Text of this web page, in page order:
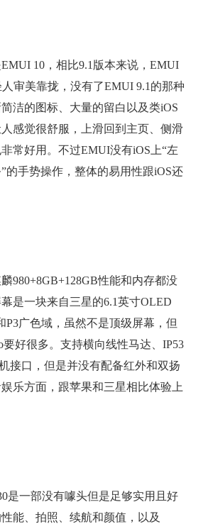
10，相比9.1版本来说，EMUI
审美靠拢，没有了EMUI 9.1的那种
洁的图标、大量的留白以及类iOS
感觉很舒服，上滑回到主页、侧滑
常好用。不过EMUI没有iOS上“左
的手势操作，整体的易用性跟iOS还
980+8GB+128GB性能和内存都没
是一块来自三星的6.1英寸OLED
P3广色域，虽然不是顶级屏幕，但
要好很多。支持横向线性马达、IP53
接口，但是并没有配备红外和双扬
乐方面，跟苹果和三星相比体验上
是一部没有噱头但是足够实用且好
能、拍照、续航和颜值，以及